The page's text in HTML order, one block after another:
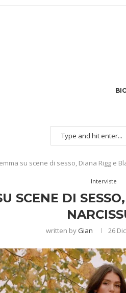
su scene di sesso, Diana Rigg e
Interviste
SCENE DI
written byGian 26